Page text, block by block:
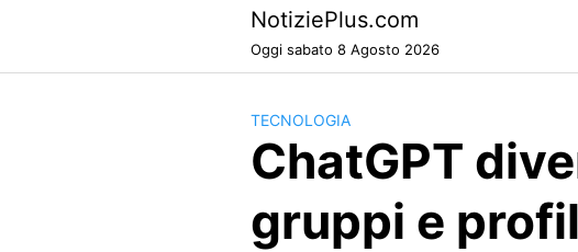
NotiziePlus.com
Oggi sabato 8 Agosto 2026
TECNOLOGIA
ChatGPT
gruppi e